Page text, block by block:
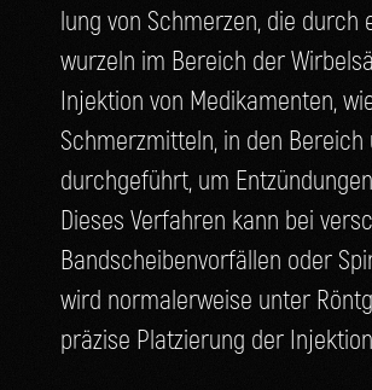
lung von Schmer­zen, die
wur­zeln im Bereich der
Injek­ti­on von Medi­ka­men­ten,
Schmerz­mit­teln, in den
durch­ge­führt, um
Die­ses Ver­fah­ren kann bei
Band­schei­ben­vor­fäl­len oder
wird nor­ma­ler­wei­se unter
prä­zi­se Plat­zie­rung der